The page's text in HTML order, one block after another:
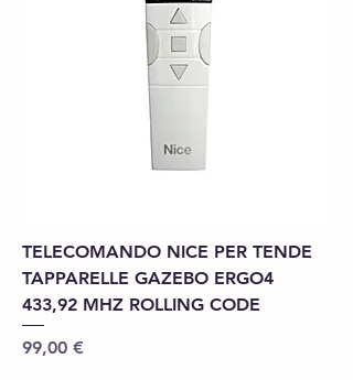
TELECOMANDO NICE PER TENDE
TAPPARELLE GAZEBO ERGO4
433,92 MHZ ROLLING CODE
Precio
99,00 €